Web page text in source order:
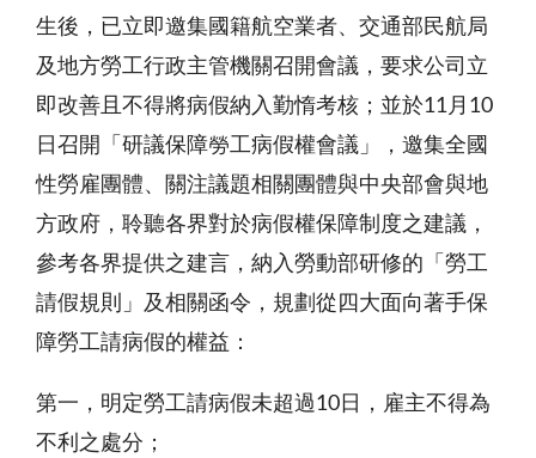
生後，已立即邀集國籍航空業者、交通部民航局
及地方勞工行政主管機關召開會議，要求公司立
即改善且不得將病假納入勤惰考核；並於11月10
日召開「研議保障勞工病假權會議」，邀集全國
性勞雇團體、關注議題相關團體與中央部會與地
方政府，聆聽各界對於病假權保障制度之建議，
參考各界提供之建言，納入勞動部研修的「勞工
請假規則」及相關函令，規劃從四大面向著手保
障勞工請病假的權益：
第一，明定勞工請病假未超過10日，雇主不得為
不利之處分；